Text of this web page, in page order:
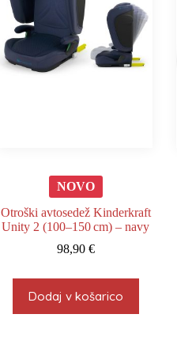
NOVO
Otroški avtosedež Kinderkraft
Unity 2 (100–150 cm) – navy
98,90 €
Dodaj v košarico